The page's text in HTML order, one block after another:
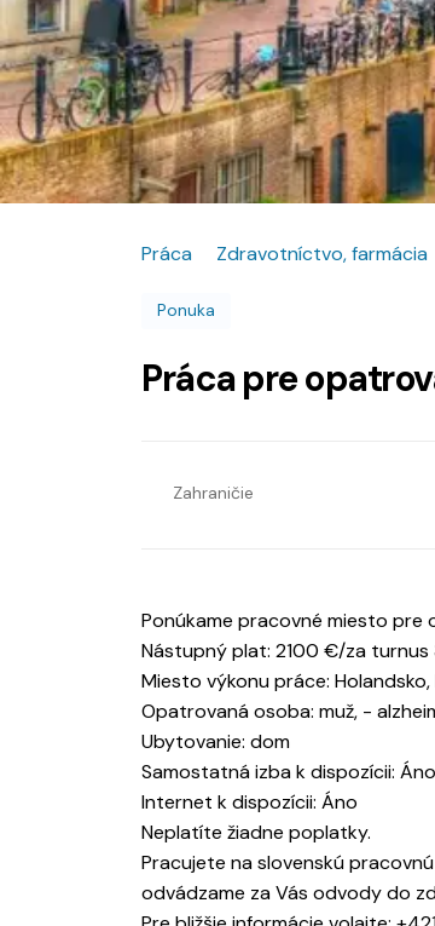
Práca Zdravotníctvo, farmácia
Ponuka
Práca pre
Zahraničie
Ponúkame pracovné miesto
Nástupný plat: 2100 €/za
Miesto výkonu práce:
Opatrovaná osoba: muž, -
Ubytovanie: dom
Samostatná izba k dispozícii: Áno
Internet k dispozícii: Áno
Neplatíte žiadne poplatky.
Pracujete na slovenskú
odvádzame za Vás odvody do